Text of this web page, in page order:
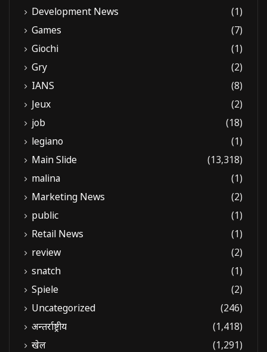
Development News
(1)
Games
(7)
Giochi
(1)
Gry
(2)
IANS
(8)
Jeux
(2)
job
(18)
legiano
(1)
Main Slide
(13,318)
malina
(1)
Marketing News
(2)
public
(1)
Retail News
(1)
review
(2)
snatch
(1)
Spiele
(2)
Uncategorized
(246)
अन्तर्राष्ट्रीय
(1,418)
खेल
(1,291)